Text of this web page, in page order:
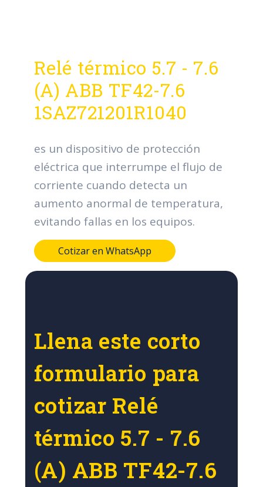
Relé térmico 5.7 - 7.6
(A) ABB TF42-7.6
1SAZ721201R1040
es un dispositivo de protección
eléctrica que interrumpe el flujo de
corriente cuando detecta un
aumento anormal de temperatura,
evitando fallas en los equipos.
Cotizar en WhatsApp
Llena este corto
formulario para
cotizar Relé
térmico 5.7 - 7.6
(A) ABB TF42-7.6